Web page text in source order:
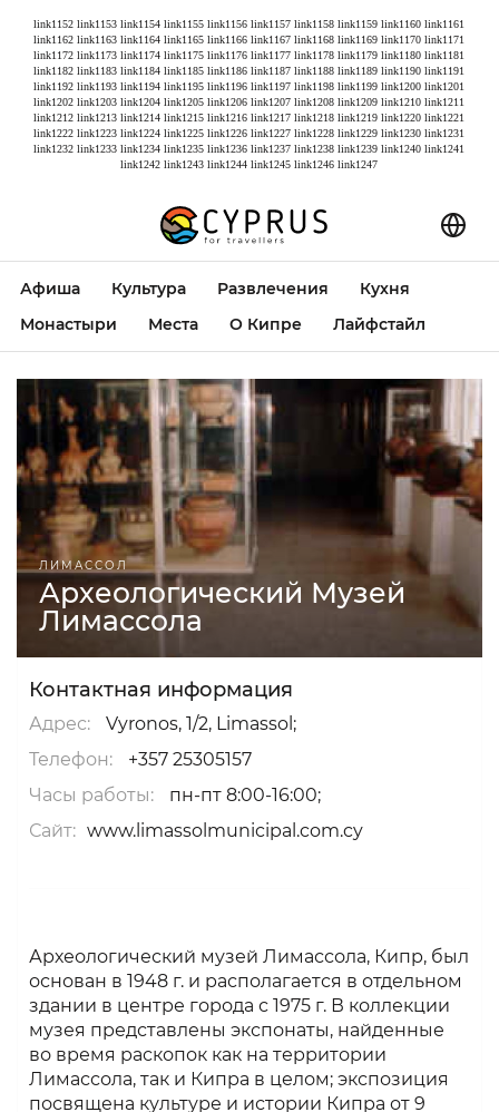
link1152 link1153 link1154 link1155 link1156 link1157 link1158 link1159 link1160 link1161
link1162 link1163 link1164 link1165 link1166 link1167 link1168 link1169 link1170 link1171
link1172 link1173 link1174 link1175 link1176 link1177 link1178 link1179 link1180 link1181
link1182 link1183 link1184 link1185 link1186 link1187 link1188 link1189 link1190 link1191
link1192 link1193 link1194 link1195 link1196 link1197 link1198 link1199 link1200 link1201
link1202 link1203 link1204 link1205 link1206 link1207 link1208 link1209 link1210 link1211
link1212 link1213 link1214 link1215 link1216 link1217 link1218 link1219 link1220 link1221
link1222 link1223 link1224 link1225 link1226 link1227 link1228 link1229 link1230 link1231
link1232 link1233 link1234 link1235 link1236 link1237 link1238 link1239 link1240 link1241
link1242 link1243 link1244 link1245 link1246 link1247
Афиша Культура Развлечения
Кухня
Монастыри
Места О Кипре Лайфстайл
ЛИМАССОЛ
Археологический Музей
Лимассола
Контактная информация
Адрес:
Vyronos, 1/2, Limassol;
Телефон:
+357 25305157
Часы работы:
пн-пт 8:00-16:00;
Сайт: www.limassolmunicipal.com.cy
Археологический музей Лимассола, Кипр, был
основан в 1948 г. и располагается в отдельном
здании в центре города с 1975 г. В коллекции
музея представлены экспонаты, найденные
во время раскопок как на территории
Лимассола, так и Кипра в целом; экспозиция
посвящена культуре и истории Кипра от 9